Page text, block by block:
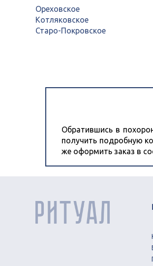
Ореховское
Котляковское
Старо-Покровское
Обратившись в
получить подробную
же оформить заказ в